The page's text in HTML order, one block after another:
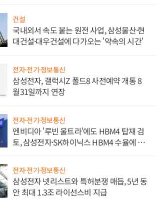
건설
국내외서 속도 붙는 원전 사업, 삼성물산·현
대건설·대우건설에 다가오는 '약속의 시간'
전자·전기·정보통신
삼성전자, 갤럭시Z 폴드8 사전예약 개통 8
월31일까지 연장
전자·전기·정보통신
엔비디아 '루빈 울트라'에도 HBM4 탑재 검
토, 삼성전자·SK하이닉스 HBM4 수율에 주
전자·전기·정보통신
삼성전자 넷리스트와 특허분쟁 매듭, 5년 동
안 최대 1.3조 라이선스비 지급